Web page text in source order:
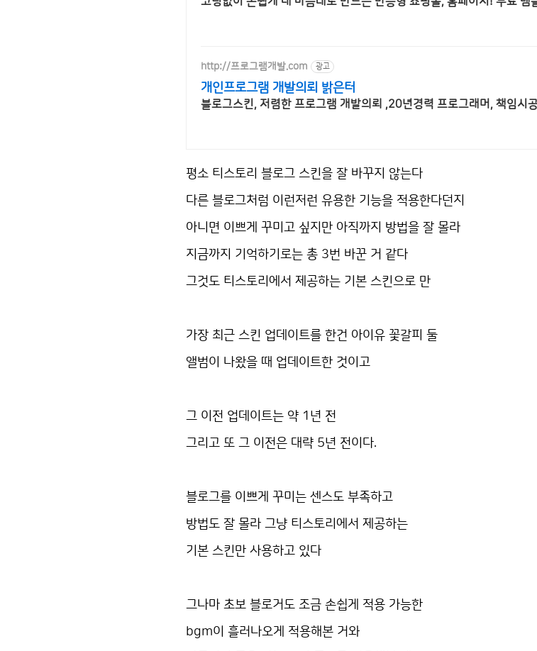
http://프로그램개발.com 광고
개인프로그램 개발의뢰 밝은터
블로그스킨, 저렴한 프로그램 개발의뢰 ,20년경력 프로그래머, 책임시
평소 티스토리 블로그 스킨을 잘 바꾸지 않는다
다른 블로그처럼 이런저런 유용한 기능을 적용한다던지
아니면 이쁘게 꾸미고 싶지만 아직까지 방법을 잘 몰라
지금까지 기억하기로는 총 3번 바꾼 거 같다
그것도 티스토리에서 제공하는 기본 스킨으로 만
가장 최근 스킨 업데이트를 한건 아이유 꽃갈피 둘
앨범이 나왔을 때 업데이트한 것이고
그 이전 업데이트는 약 1년 전
그리고 또 그 이전은 대략 5년 전이다.
블로그를 이쁘게 꾸미는 센스도 부족하고
방법도 잘 몰라 그냥 티스토리에서 제공하는
기본 스킨만 사용하고 있다
그나마 초보 블로거도 조금 손쉽게 적용 가능한
bgm이 흘러나오게 적용해본 거와